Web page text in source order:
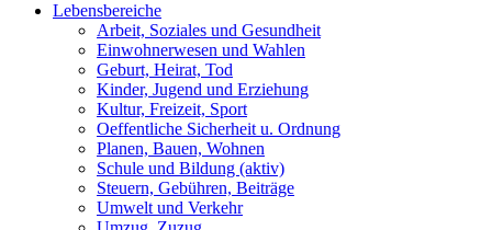
Lebensbereiche
Arbeit, Soziales und Gesundheit
Einwohnerwesen und Wahlen
Geburt, Heirat, Tod
Kinder, Jugend und Erziehung
Kultur, Freizeit, Sport
Oeffentliche Sicherheit u. Ordnung
Planen, Bauen, Wohnen
Schule und Bildung (aktiv)
Steuern, Gebühren, Beiträge
Umwelt und Verkehr